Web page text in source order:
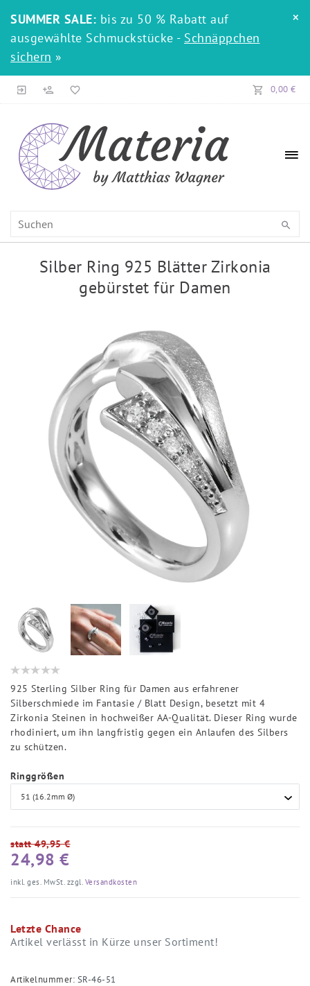
SUMMER SALE: bis zu 50 % Rabatt auf
ausgewählte Schmuckstücke - Schnäppchen
sichern »
×
0,00 €
Silber Ring 925 Blätter Zirkonia
gebürstet für Damen
925 Sterling Silber Ring für Damen aus erfahrener
Silberschmiede im Fantasie / Blatt Design, besetzt mit 4
Zirkonia Steinen in hochweißer AA-Qualität. Dieser Ring wurde
rhodiniert, um ihn langfristig gegen ein Anlaufen des Silbers
zu schützen.
Ringgrößen
statt 49,95 €
24,98 €
inkl. ges. MwSt. zzgl.Versandkosten
Letzte Chance
Artikel verlässt in Kürze unser Sortiment!
Artikelnummer: SR-46-51